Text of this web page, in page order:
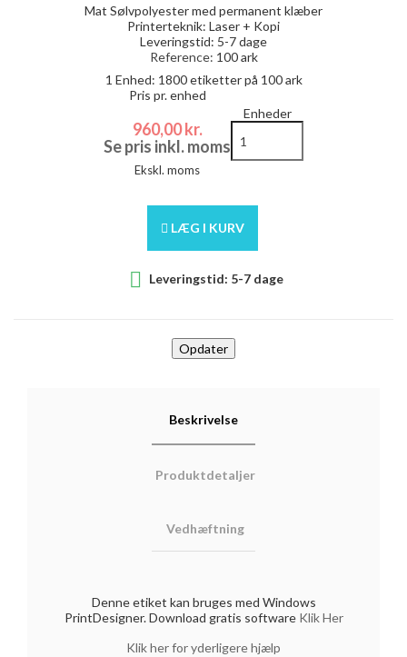
Mat Sølvpolyester med permanent klæber
Printerteknik: Laser + Kopi
Leveringstid: 5-7 dage
Reference: 100 ark
1 Enhed: 1800etiketter på 100 ark
Pris pr. enhed
960,00 kr.
Se pris inkl. moms
Ekskl. moms
Enheder
LÆG I KURV
 Leveringstid: 5-7 dage
Beskrivelse
Produktdetaljer
Vedhæftning
Denne etiket kan bruges med Windows
PrintDesigner. Download gratis software Klik Her
Klik her for yderligere hjælp